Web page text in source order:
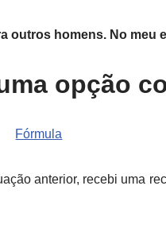
outros homens. No meu
opção
anterior, recebi uma